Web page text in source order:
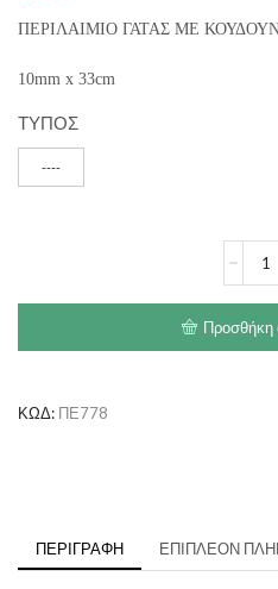
ΠΕΡΙΛΑΙΜΙΟ ΓΑΤΑΣ ΜΕ
10mm x 33cm
ΤΥΠΟΣ
----
ΓΑΤΑΣ
&
ΚΛΙΠ
Προσθήκη
ΚΩΔ: ΠΕ778
ΠΕΡΙΓΡΑΦΉ ΕΠΙΠΛΈΟΝ